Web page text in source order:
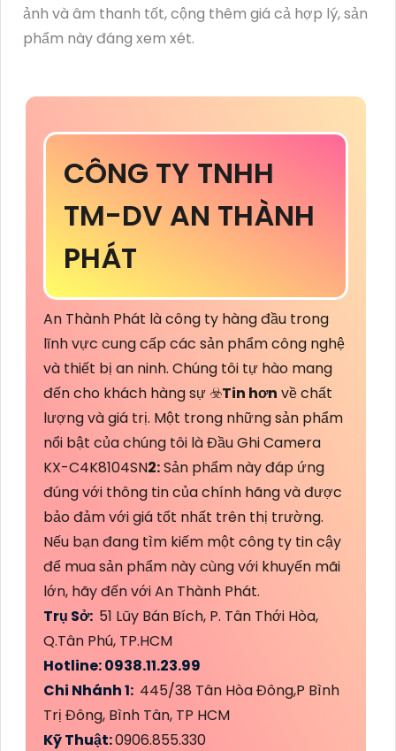
ảnh và âm thanh tốt, cộng thêm giá cả hợp lý, sản
phẩm này đáng xem xét.
CÔNG TY TNHH
TM-DV AN THÀNH
PHÁT
An Thành Phát là công ty hàng đầu trong
lĩnh vực cung cấp các sản phẩm công nghệ
và thiết bị an ninh. Chúng tôi tự hào mang
đến cho khách hàng sự ☣️Tin hơn về chất
lượng và giá trị. Một trong những sản phẩm
nổi bật của chúng tôi là Đầu Ghi Camera
KX-C4K8104SN2:Sản phẩm này đáp ứng
đúng với thông tin của chính hãng và được
bảo đảm với giá tốt nhất trên thị trường.
Nếu bạn đang tìm kiếm một công ty tin cậy
để mua sản phẩm này cùng với khuyến mãi
lớn, hãy đến với An Thành Phát.
Trụ Sở: 51 Lũy Bán Bích, P. Tân Thới Hòa,
Q.Tân Phú, TP.HCM
Hotline: 0938.11.23.99
Chi Nhánh 1: 445/38 Tân Hòa Đông,P Bình
Trị Đông, Bình Tân, TP HCM
Kỹ Thuật:0906.855.330